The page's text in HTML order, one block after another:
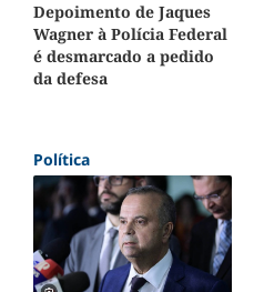
Depoimento de Jaques
Wagner à Polícia Federal
é desmarcado a pedido
da defesa
Política